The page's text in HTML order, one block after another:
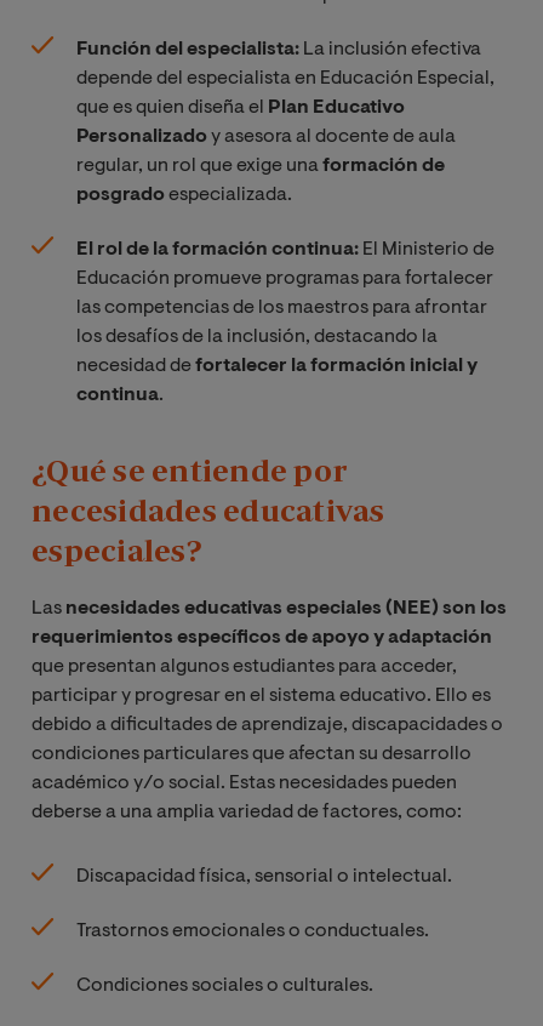
Función del especialista: La inclusión efectiva
depende del especialista en Educación Especial,
que es quien diseña el
Plan Educativo
Personalizadoy asesora al docente de aula
regular, un rol que exige unaformación de
posgradoespecializada.
El rol de la formación continua: El Ministerio de
Educación promueve programas para fortalecer
las competencias de los maestros para afrontar
los desafíos de la inclusión, destacando la
necesidad defortalecer la formación inicial y
continua.
¿Qué se entiende por
necesidades educativas
especiales?
Las necesidades educativas especiales (NEE) son los
requerimientos específicos de apoyo y adaptación
que presentan algunos estudiantes para acceder,
participar y progresar en el sistema educativo. Ello es
debido a dificultades de aprendizaje, discapacidades o
condiciones particulares que afectan su desarrollo
académico y/o social. Estas necesidades pueden
deberse a una amplia variedad de factores, como:
Discapacidad física, sensorial o intelectual.
Trastornos emocionales o conductuales.
Condiciones sociales o culturales.